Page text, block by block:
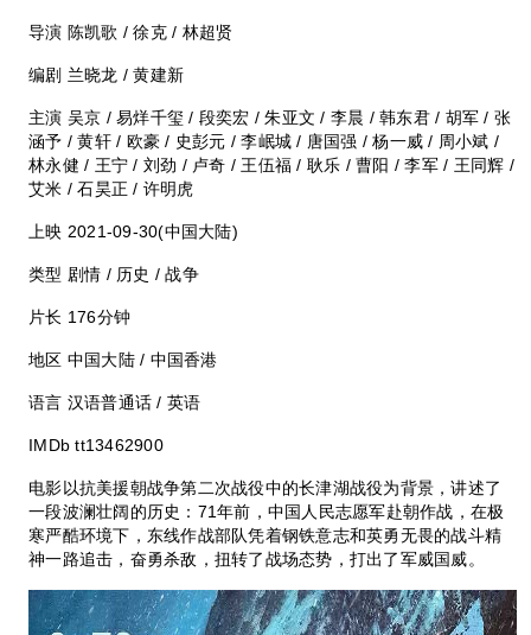
导演 陈凯歌 / 徐克 / 林超贤
编剧 兰晓龙 / 黄建新
主演 吴京 / 易烊千玺 / 段奕宏 / 朱亚文 / 李晨 / 韩东君 / 胡军 / 张
涵予 / 黄轩 / 欧豪 / 史彭元 / 李岷城 / 唐国强 / 杨一威 / 周小斌 /
林永健 / 王宁 / 刘劲 / 卢奇 / 王伍福 / 耿乐 / 曹阳 / 李军 / 王同辉 /
艾米 / 石昊正 / 许明虎
上映 2021-09-30(中国大陆)
类型 剧情 / 历史 / 战争
片长 176分钟
地区 中国大陆 / 中国香港
语言 汉语普通话 / 英语
IMDb tt13462900
电影以抗美援朝战争第二次战役中的长津湖战役为背景，讲述了
一段波澜壮阔的历史：71年前，中国人民志愿军赴朝作战，在极
寒严酷环境下，东线作战部队凭着钢铁意志和英勇无畏的战斗精
神一路追击，奋勇杀敌，扭转了战场态势，打出了军威国威。